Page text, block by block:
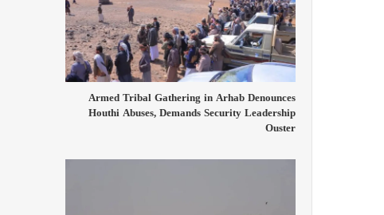
Armed Tribal Gathering in Arhab Denounces
Houthi Abuses, Demands Security Leadership
Ouster